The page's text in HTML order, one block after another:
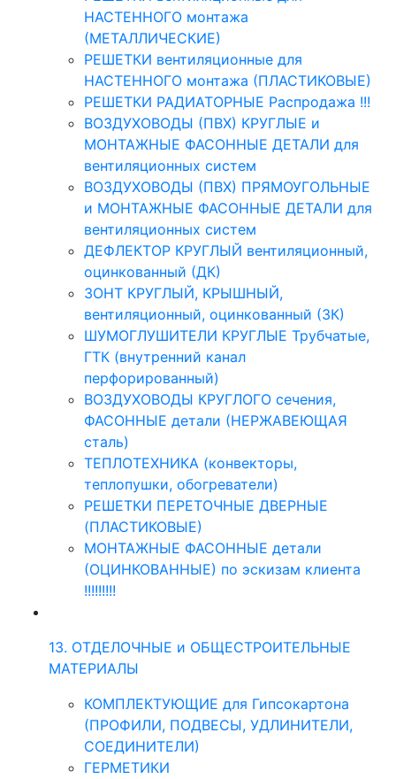
НАСТЕННОГО монтажа
(МЕТАЛЛИЧЕСКИЕ)
РЕШЕТКИ вентиляционные для
НАСТЕННОГО монтажа (ПЛАСТИКОВЫЕ)
РЕШЕТКИ РАДИАТОРНЫЕ Распродажа !!!
ВОЗДУХОВОДЫ (ПВХ) КРУГЛЫЕ и
МОНТАЖНЫЕ ФАСОННЫЕ ДЕТАЛИ для
вентиляционных систем
ВОЗДУХОВОДЫ (ПВХ) ПРЯМОУГОЛЬНЫЕ
и МОНТАЖНЫЕ ФАСОННЫЕ ДЕТАЛИ для
вентиляционных систем
ДЕФЛЕКТОР КРУГЛЫЙ вентиляционный,
оцинкованный (ДК)
ЗОНТ КРУГЛЫЙ, КРЫШНЫЙ,
вентиляционный, оцинкованный (ЗК)
ШУМОГЛУШИТЕЛИ КРУГЛЫЕ Трубчатые,
ГТК (внутренний канал
перфорированный)
ВОЗДУХОВОДЫ КРУГЛОГО сечения,
ФАСОННЫЕ детали (НЕРЖАВЕЮЩАЯ
сталь)
ТЕПЛОТЕХНИКА (конвекторы,
теплопушки, обогреватели)
РЕШЕТКИ ПЕРЕТОЧНЫЕ ДВЕРНЫЕ
(ПЛАСТИКОВЫЕ)
МОНТАЖНЫЕ ФАСОННЫЕ детали
(ОЦИНКОВАННЫЕ) по эскизам клиента
!!!!!!!!!
13. ОТДЕЛОЧНЫЕ и ОБЩЕСТРОИТЕЛЬНЫЕ
МАТЕРИАЛЫ
КОМПЛЕКТУЮЩИЕ для Гипсокартона
(ПРОФИЛИ, ПОДВЕСЫ, УДЛИНИТЕЛИ,
СОЕДИНИТЕЛИ)
ГЕРМЕТИКИ